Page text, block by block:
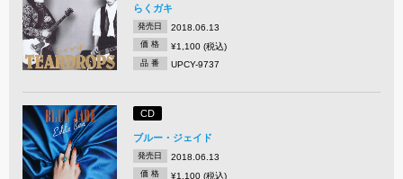
らくガキ
発売日 2018.06.13
価 格 ¥1,100 (税込)
品 番 UPCY-9737
CD
ブルー・ジェイド
発売日 2018.06.13
価 格 ¥1,100 (税込)